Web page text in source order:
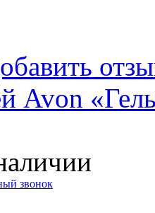
Avon
звонок